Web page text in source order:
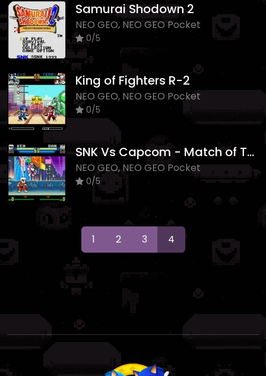
Samurai Shodown 2
NEO GEO, NEO GEO Pocket
0/5
King of Fighters R-2
NEO GEO, NEO GEO Pocket
0/5
SNK Vs Capcom - Match of The Millennium
NEO GEO, NEO GEO Pocket
0/5
1 2 3 4